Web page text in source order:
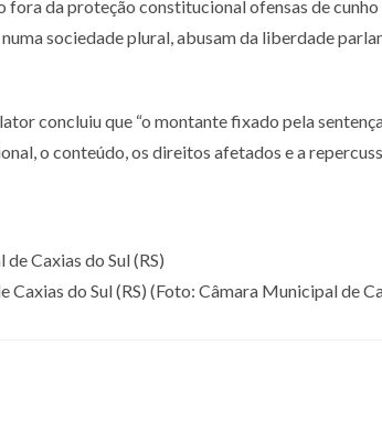
da proteção constitucional ofensas de
sociedade plural, abusam da liberdade
concluiu que “o montante fixado pela
o conteúdo, os direitos afetados e a
do Sul (RS) (Foto: Câmara Municipal de